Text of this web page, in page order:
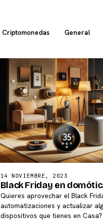
Criptomonedas General
14 NOVIEMBRE, 2023
Black Friday en
Quieres aprovechar el Black
automatizaciones y actualizar
dispositivos que tienes en